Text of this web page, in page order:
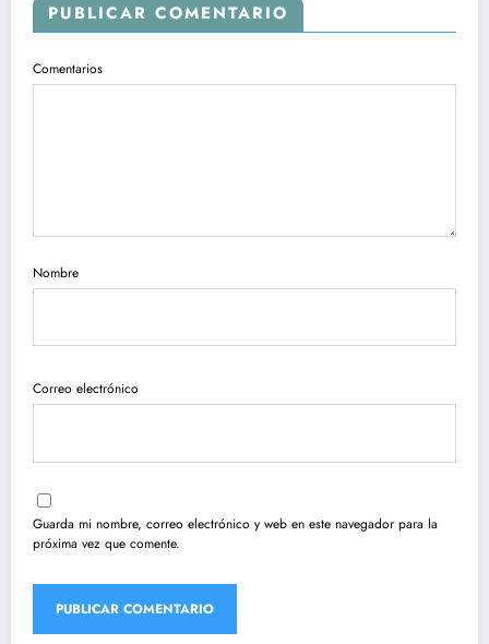
PUBLICAR COMENTARIO
Comentarios
Nombre
Correo electrónico
Guarda mi nombre, correo electrónico y web en este navegador para la
próxima vez que comente.